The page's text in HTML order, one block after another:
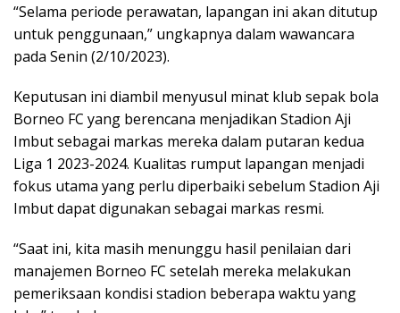
“Selama periode perawatan, lapangan ini akan ditutup
untuk penggunaan,” ungkapnya dalam wawancara
pada Senin (2/10/2023).
Keputusan ini diambil menyusul minat klub sepak bola
Borneo FC yang berencana menjadikan Stadion Aji
Imbut sebagai markas mereka dalam putaran kedua
Liga 1 2023-2024. Kualitas rumput lapangan menjadi
fokus utama yang perlu diperbaiki sebelum Stadion Aji
Imbut dapat digunakan sebagai markas resmi.
“Saat ini, kita masih menunggu hasil penilaian dari
manajemen Borneo FC setelah mereka melakukan
pemeriksaan kondisi stadion beberapa waktu yang